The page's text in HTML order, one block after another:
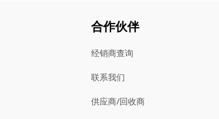
合作伙伴
经销商查询
联系我们
供应商/回收商